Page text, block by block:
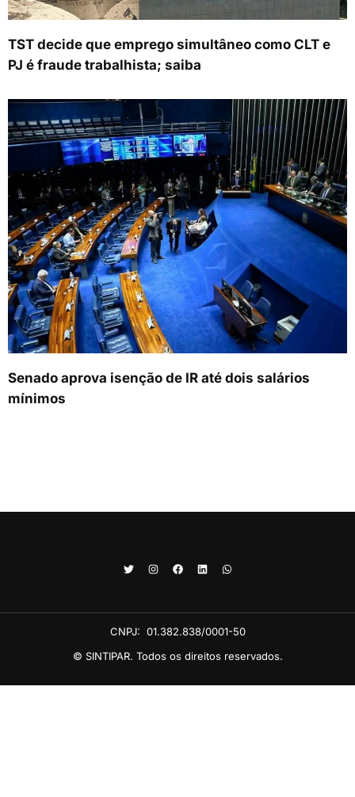
TST decide que emprego simultâneo como CLT e
PJ é fraude trabalhista; saiba
Senado aprova isenção de IR até dois salários
mínimos
CNPJ: 01.382.838/0001-50
© SINTIPAR. Todos os direitos reservados.